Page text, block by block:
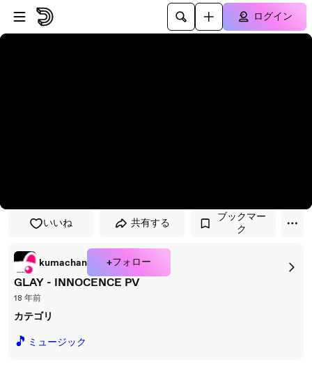
プレイヤーにスキップ
メインコンテンツにスキップ
ログイン
いいね 共有する
ブックマー
ク
kumachan +フォロー
GLAY - INNOCENCE PV
18 年前
カテゴリ
🎵 ミュージック